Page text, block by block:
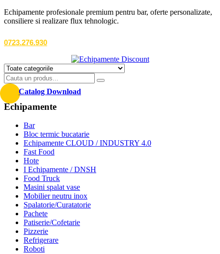
Echipamente profesionale premium pentru bar, oferte personalizate,
consiliere si realizare flux tehnologic.
0723.276.930
Catalog Download
Echipamente
Bar
Bloc termic bucatarie
Echipamente CLOUD / INDUSTRY 4.0
Fast Food
Hote
I Echipamente / DNSH
Food Truck
Masini spalat vase
Mobilier neutru inox
Spalatorie/Curatatorie
Pachete
Patiserie/Cofetarie
Pizzerie
Refrigerare
Roboti